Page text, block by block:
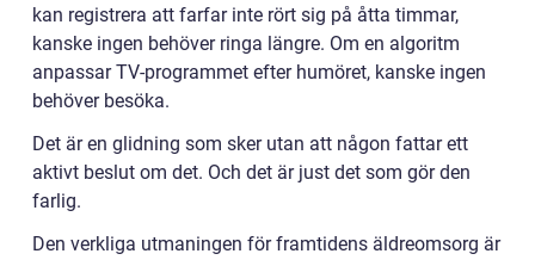
kan registrera att farfar inte rört sig på åtta timmar,
kanske ingen behöver ringa längre. Om en algoritm
anpassar TV-programmet efter humöret, kanske ingen
behöver besöka.
Det är en glidning som sker utan att någon fattar ett
aktivt beslut om det. Och det är just det som gör den
farlig.
Den verkliga utmaningen för framtidens äldreomsorg är